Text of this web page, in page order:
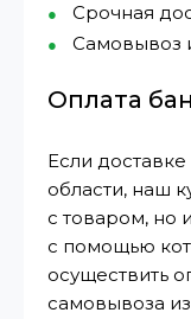
Срочная
Самовывоз
Оплата
Если
области, наш
с товаром, но
с помощью
осуществить
самовывоза